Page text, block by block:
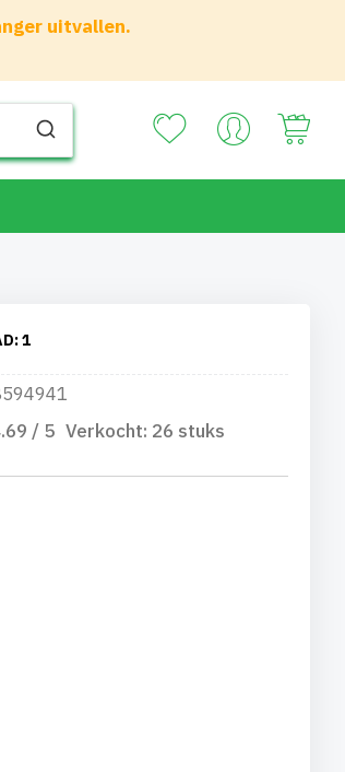
uitvallen.
1
/ 5 Verkocht: 26 stuks